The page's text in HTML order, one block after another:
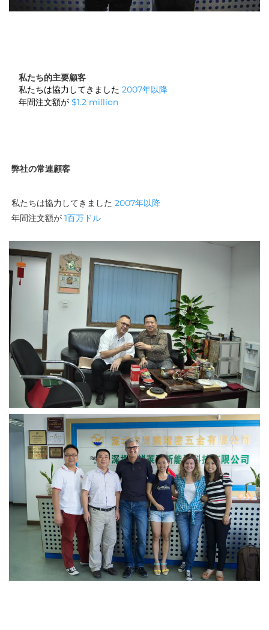
私たち的主要顧客
私たちは協力してきました 2007年以降
年間注文額が $1.2 million
弊社の常連顧客
私たちは協力してきました 2007年以降
年間注文額が 1百万ドル